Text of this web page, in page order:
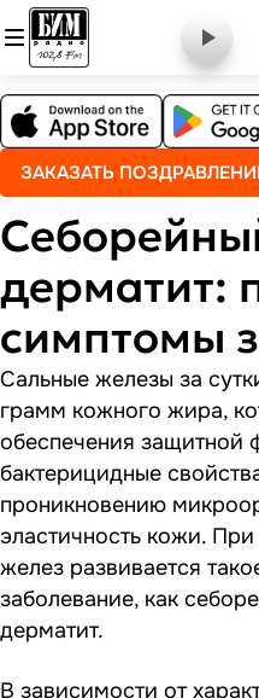
ЗАКАЗАТЬ
дерматит:
симптомы
Сальные железы за
грамм кожного жира,
обеспечения защитной
бактерицидные
проникновению
эластичность кожи.
желез развивается
заболевание, как
дерматит.
В зависимости от